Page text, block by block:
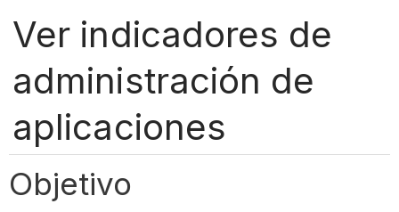
Ver indicadores de
administración de
aplicaciones
Objetivo